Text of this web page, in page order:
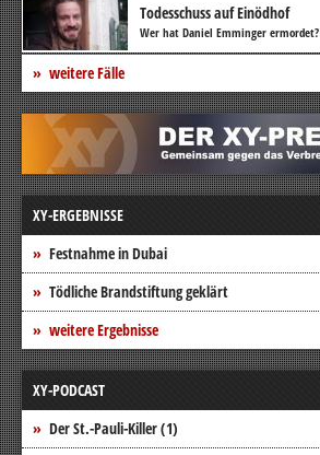
Todesschuss auf Einödhof
Wer hat Daniel Emminger ermordet?
weitere Fälle
XY-ERGEBNISSE
Festnahme in Dubai
Tödliche Brandstiftung geklärt
weitere Ergebnisse
XY-PODCAST
Der St.-Pauli-Killer (1)